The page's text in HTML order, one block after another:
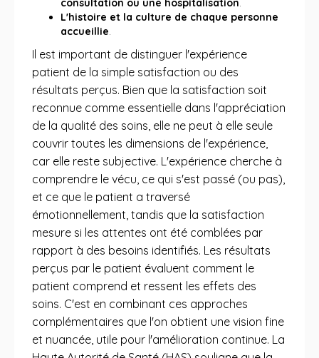
consultation ou une hospitalisation.
L'histoire et la culture de chaque personne
accueillie.
Il est important de distinguer l'expérience
patient de la simple satisfaction ou des
résultats perçus. Bien que la satisfaction soit
reconnue comme essentielle dans l'appréciation
de la qualité des soins, elle ne peut à elle seule
couvrir toutes les dimensions de l'expérience,
car elle reste subjective. L'expérience cherche à
comprendre le vécu, ce qui s'est passé (ou pas),
et ce que le patient a traversé
émotionnellement, tandis que la satisfaction
mesure si les attentes ont été comblées par
rapport à des besoins identifiés. Les résultats
perçus par le patient évaluent comment le
patient comprend et ressent les effets des
soins. C'est en combinant ces approches
complémentaires que l'on obtient une vision fine
et nuancée, utile pour l'amélioration continue. La